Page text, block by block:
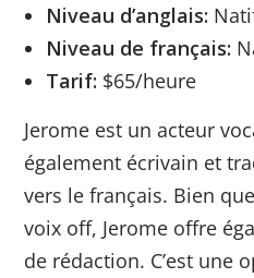
Niveau d’anglais:
Niveau de français:
Tarif: $65/heure
Jerome est un acteur
également écrivain et
vers le français. Bien
voix off, Jerome offre
de rédaction. C’est une